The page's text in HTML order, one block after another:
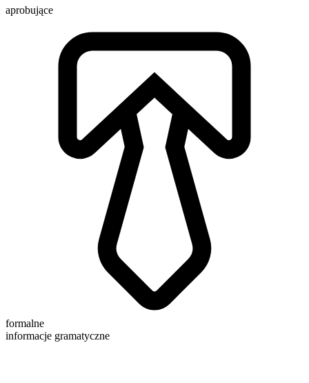
aprobujące
formalne
informacje gramatyczne